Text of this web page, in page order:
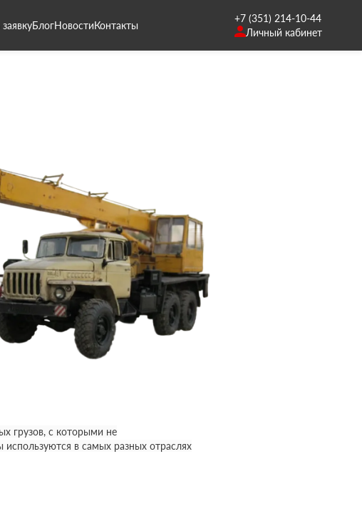
БлогНовостиКонтакты
+7 (351) 214-10-44
Личный кабинет
грузов, с которыми не
в самых разных отраслях